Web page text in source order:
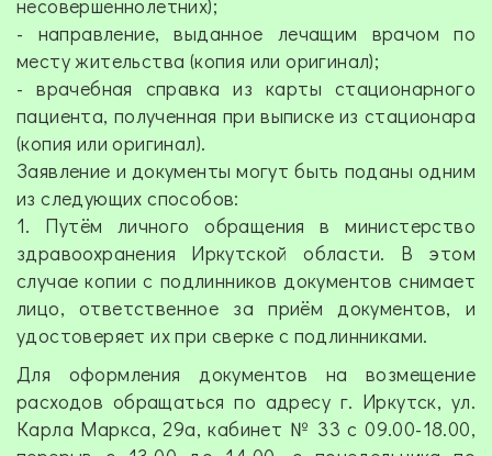
несовершеннолетних);
- направление, выданное лечащим врачом по
месту жительства (копия или оригинал);
- врачебная справка из карты стационарного
пациента, полученная при выписке из стационара
(копия или оригинал).
Заявление и документы могут быть поданы одним
из следующих способов:
1. Путём личного обращения в министерство
здравоохранения Иркутской области. В этом
случае копии с подлинников документов снимает
лицо, ответственное за приём документов, и
удостоверяет их при сверке с подлинниками.
Для оформления документов на возмещение
расходов обращаться по адресу г. Иркутск, ул.
Карла Маркса, 29а, кабинет № 33 с 09.00-18.00,